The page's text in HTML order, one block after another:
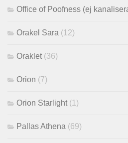
Office of Poofness (ej
Orakel Sara (12)
Oraklet (36)
Orion (7)
Orion Starlight (1)
Pallas Athena (69)